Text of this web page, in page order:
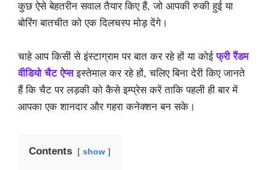
कुछ ऐसे बेहतरीन सवाल तैयार किए हैं, जो आपकी रुकी हुई या
बोरिंग बातचीत को एक दिलचस्प मोड़ देंगे।
चाहे आप किसी से इंस्टाग्राम पर बात कर रहे हों या कोईफ्री रैंडम
वीडियो चैट ऐप्सइस्तेमाल कर रहे हों, चलिए बिना देरी किए जानते
हैं कि चैट पर लड़की को कैसे इम्प्रेस करें ताकि पहली ही बार में
आपका एक शानदार और गहरा कनेक्शन बन सके।
Contents show